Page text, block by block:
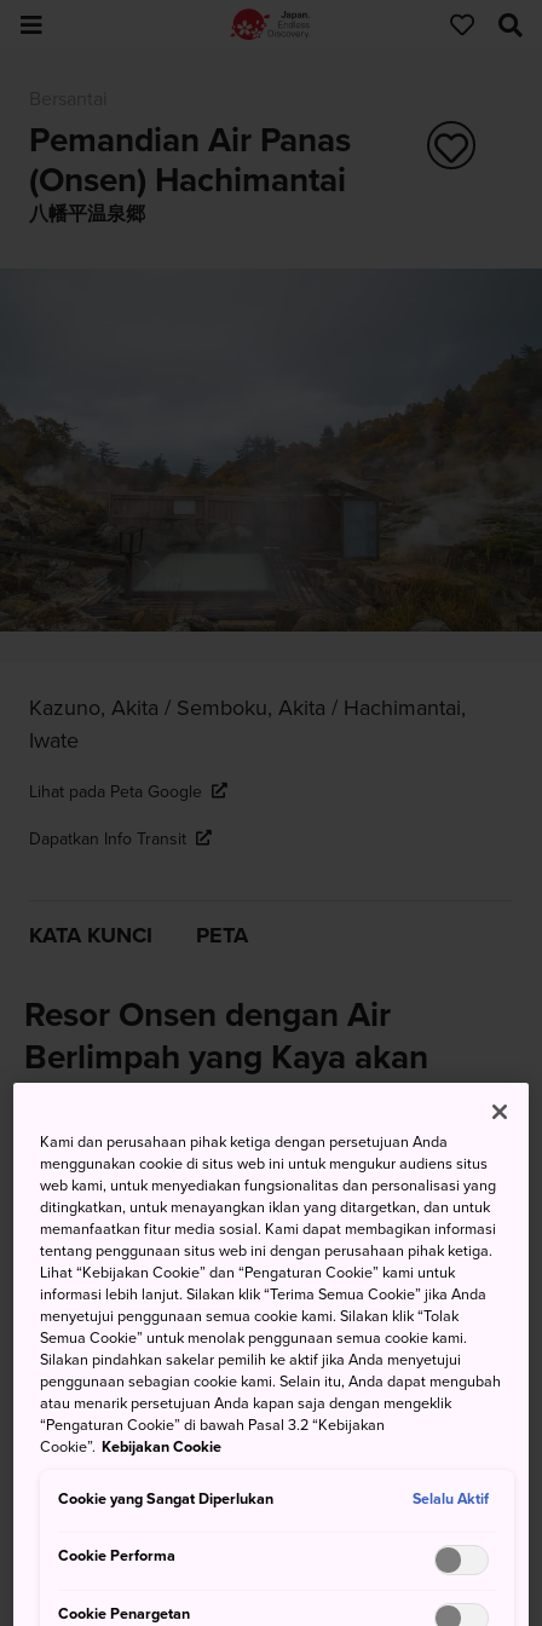
Pemandian Air Panas
(Onsen) Hachimantai
八幡平温泉郷
Kazuno, Akita / Semboku, Akita / Hachimantai,
Iwate
Lihat pada Peta Google
Dapatkan Info Transit
KATA KUNCI PETA
Resor Onsen dengan Air
Berlimpah yang Kaya akan
Sulfur, Ditambah Trekking, Golf,
Ski, dan Banyak Kegiatan
Lainnya
Terletak di pegunungan tinggi yang berbatasan dengan
prefekturIwate danAkita
, Pemandian Air Panas
Hachimantai adalah sebuah resor yang menawarkan
lingkungan yang tenang, keindahan yang murni, dan suara
kicau burung yang menenangkan saat mandi.
Sekilas Fakta
Pemandangan Spektakuler dari Gn. Iwate dari onsen
(mata air panas) di daerah tersebut
Menuju Lokasi
Kami dan perusahaan pihak ketiga dengan persetujuan Anda
menggunakan cookie di situs web ini untuk mengukur audiens situs
web kami, untuk menyediakan fungsionalitas dan personalisasi yang
ditingkatkan, untuk menayangkan iklan yang ditargetkan, dan untuk
memanfaatkan fitur media sosial. Kami dapat membagikan informasi
tentang penggunaan situs web ini dengan perusahaan pihak ketiga.
Lihat “Kebijakan Cookie” dan “Pengaturan Cookie” kami untuk
informasi lebih lanjut. Silakan klik “Terima Semua Cookie” jika Anda
menyetujui penggunaan semua cookie kami. Silakan klik “Tolak
Semua Cookie” untuk menolak penggunaan semua cookie kami.
Silakan pindahkan sakelar pemilih ke aktif jika Anda menyetujui
penggunaan sebagian cookie kami. Selain itu, Anda dapat mengubah
atau menarik persetujuan Anda kapan saja dengan mengeklik
“Pengaturan Cookie” di bawah Pasal 3.2 “Kebijakan
Cookie”. Kebijakan Cookie
Cookie yang Sangat Diperlukan Selalu Aktif
Cookie Performa
Cookie Penargetan